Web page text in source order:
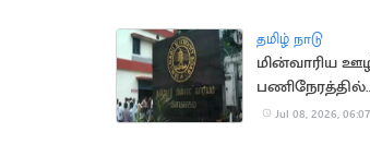
தமிழ் நாடு
மின்வாரிய
பணிநேரத்தில்
அடையாள
Jul 08, 2026,